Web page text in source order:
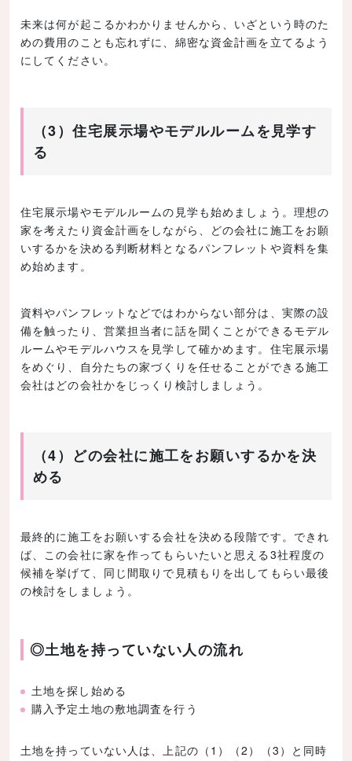
未来は何が起こるかわかりませんから、いざという時のた
めの費用のことも忘れずに、綿密な資金計画を立てるよう
にしてください。
（3）住宅展示場やモデルルームを見学す
る
住宅展示場やモデルルームの見学も始めましょう。理想の
家を考えたり資金計画をしながら、どの会社に施工をお願
いするかを決める判断材料となるパンフレットや資料を集
め始めます。
資料やパンフレットなどではわからない部分は、実際の設
備を触ったり、営業担当者に話を聞くことができるモデル
ルームやモデルハウスを見学して確かめます。住宅展示場
をめぐり、自分たちの家づくりを任せることができる施工
会社はどの会社かをじっくり検討しましょう。
（4）どの会社に施工をお願いするかを決
める
最終的に施工をお願いする会社を決める段階です。できれ
ば、この会社に家を作ってもらいたいと思える3社程度の
候補を挙げて、同じ間取りで見積もりを出してもらい最後
の検討をしましょう。
◎土地を持っていない人の流れ
土地を探し始める
購入予定土地の敷地調査を行う
土地を持っていない人は、上記の（1）（2）（3）と同時